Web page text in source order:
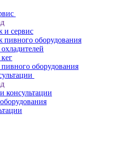
и сервис
оборудования
оборудования
консультации